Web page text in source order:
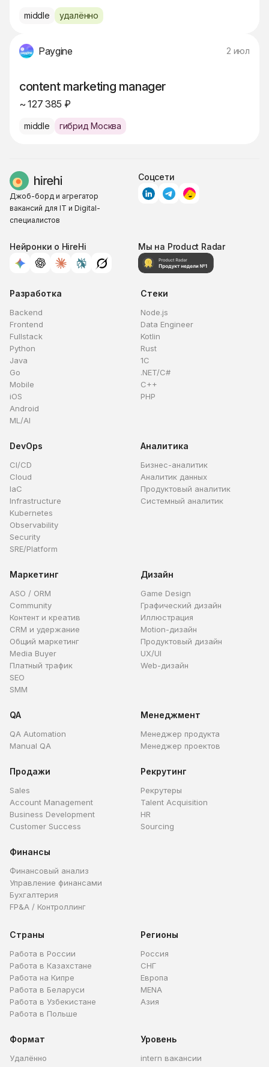
middle удалённо
Paygine 2 июл
content marketing manager
~ 127 385 ₽
middle гибрид Москва
Джоб-борд и агрегатор
вакансий для IT и Digital-
специалистов
Соцсети
Нейронки о HireHi Мы на Product Radar
Разработка
Backend
Frontend
Fullstack
Python
Java
Go
Mobile
iOS
Android
ML/AI
Стеки
Node.js
Data Engineer
Kotlin
Rust
1C
.NET/C#
C++
PHP
DevOps
CI/CD
Cloud
IaC
Infrastructure
Kubernetes
Observability
Security
SRE/Platform
Аналитика
Бизнес-аналитик
Аналитик данных
Продуктовый аналитик
Системный аналитик
Маркетинг
ASO / ORM
Community
Контент и креатив
CRM и удержание
Общий маркетинг
Media Buyer
Платный трафик
SEO
SMM
Дизайн
Game Design
Графический дизайн
Иллюстрация
Motion-дизайн
Продуктовый дизайн
UX/UI
Web-дизайн
QA
QA Automation
Manual QA
Менеджмент
Менеджер продукта
Менеджер проектов
Продажи
Sales
Account Management
Business Development
Customer Success
Рекрутинг
Рекрутеры
Talent Acquisition
HR
Sourcing
Финансы
Финансовый анализ
Управление финансами
Бухгалтерия
FP&A / Контроллинг
Страны
Работа в России
Работа в Казахстане
Работа на Кипре
Работа в Беларуси
Работа в Узбекистане
Работа в Польше
Регионы
Россия
СНГ
Европа
MENA
Азия
Формат
Удалённо
Уровень
intern вакансии